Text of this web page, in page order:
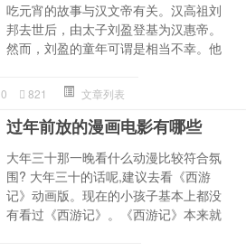
吃元宵的故事与汉文帝有关。汉高祖刘
邦去世后，由太子刘盈登基为汉惠帝。
然而，刘盈的童年可谓是相当不幸。他
0 821 文章列表
过年前放的漫画电影有哪些
大年三十那一晚看什么动漫比较符合氛
围? 大年三十的话呢,建议去看《西游
记》动画版。现在的小孩子基本上都没
有看过《西游记》。《西游记》本来就